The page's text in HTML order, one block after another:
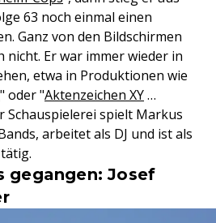
63 noch einmal einen
Ganz von den Bildschirmen
nicht. Er war immer wieder in
etwa in Produktionen wie
" oder "Aktenzeichen XY…
Schauspielerei spielt Markus
arbeitet als DJ und ist als
gegangen: Josef